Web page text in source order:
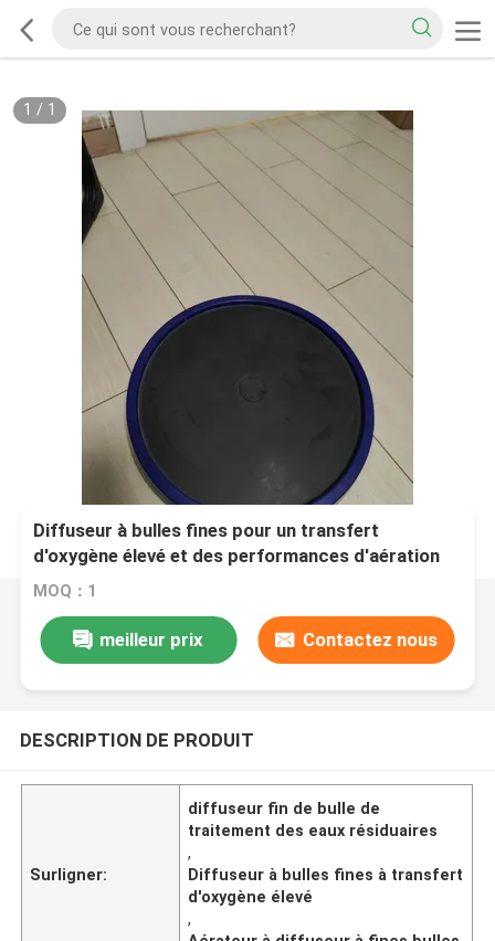
1 / 1
Diffuseur à bulles fines pour un transfert
d'oxygène élevé et des performances d'aération
dans le traitement des eaux usées
MOQ：1
meilleur prix Contactez nous
DESCRIPTION DE PRODUIT
Surligner:
diffuseur fin de bulle de
traitement des eaux résiduaires
,
Diffuseur à bulles fines à transfert
d'oxygène élevé
,